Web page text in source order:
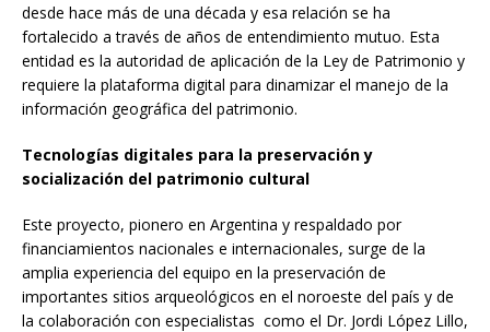
desde hace más de una década y esa relación se ha
fortalecido a través de años de entendimiento mutuo. Esta
entidad es la autoridad de aplicación de la Ley de Patrimonio y
requiere la plataforma digital para dinamizar el manejo de la
información geográfica del patrimonio.
Tecnologías digitales para la preservación y
socialización del patrimonio cultural
Este proyecto, pionero en Argentina y respaldado por
financiamientos nacionales e internacionales, surge de la
amplia experiencia del equipo en la preservación de
importantes sitios arqueológicos en el noroeste del país y de
la colaboración con especialistas como el Dr. Jordi López Lillo,